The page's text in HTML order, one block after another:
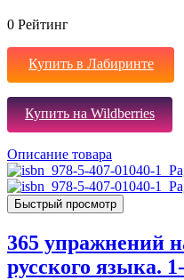
0 Рейтинг
Купить в Лабиринте
Купить на Wildberries
Описание товара
Быстрый просмотр
365 упражнений
русского языка.